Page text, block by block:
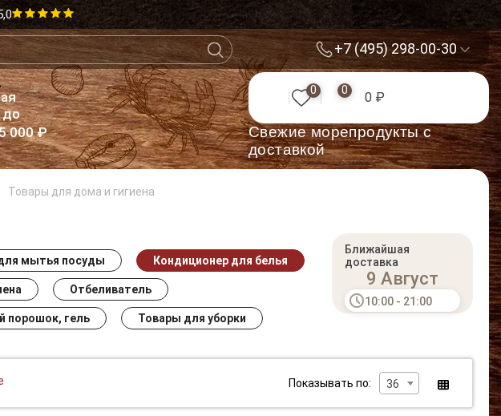
+7 (495) 298-00-30
до
000 ₽
0 0 0 ₽
Cвежие морепродукты с
доставкой
Товары для дома и гигиена
мытья посуды Кондиционер для белья
Отбеливатель
порошок, гель Товары для уборки
Ближайшая
доставка
9 Август
10:00 - 21:00
Показывать по: 36